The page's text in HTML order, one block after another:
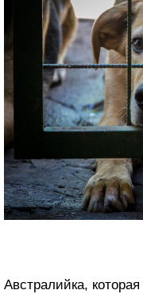
Австралийка,